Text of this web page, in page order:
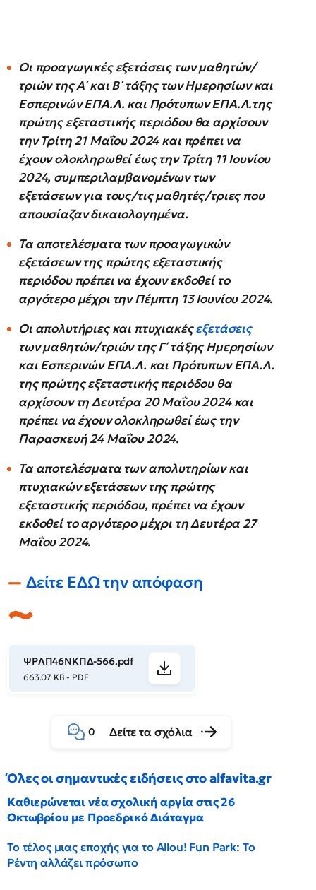
Οι προαγωγικές εξετάσεις των μαθητών/
τριών της Α΄ και Β΄ τάξης των Ημερησίων και
Εσπερινών ΕΠΑ.Λ. και Πρότυπων ΕΠΑ.Λ.της
πρώτης εξεταστικής περιόδου θα αρχίσουν
την Τρίτη 21 Μαΐου 2024 και πρέπει να
έχουν ολοκληρωθεί έως την Τρίτη 11 Ιουνίου
2024, συμπεριλαμβανομένων των
εξετάσεων για τους/τις μαθητές/τριες που
απουσίαζαν δικαιολογημένα.
Τα αποτελέσματα των προαγωγικών
εξετάσεων της πρώτης εξεταστικής
περιόδου πρέπει να έχουν εκδοθεί το
αργότερο μέχρι την Πέμπτη 13 Ιουνίου 2024.
Οι απολυτήριες και πτυχιακέςεξετάσεις
των μαθητών/τριών της Γ΄ τάξης Ημερησίων
και Εσπερινών ΕΠΑ.Λ. και Πρότυπων ΕΠΑ.Λ.
της πρώτης εξεταστικής περιόδου θα
αρχίσουν τη Δευτέρα 20 Μαΐου 2024 και
πρέπει να έχουν ολοκληρωθεί έως την
Παρασκευή 24 Μαΐου 2024.
Τα αποτελέσματα των απολυτηρίων και
πτυχιακών εξετάσεων της πρώτης
εξεταστικής περιόδου, πρέπει να έχουν
εκδοθεί το αργότερο μέχρι τη Δευτέρα 27
Μαΐου 2024.
Δείτε ΕΔΩ την απόφαση
ΨΡΛΠ46ΝΚΠΔ-566.pdf
663.07 KB - PDF
0 Δείτε τα σχόλια
Όλες οι σημαντικές ειδήσεις στο alfavita.gr
Καθιερώνεται νέα σχολική αργία στις 26
Οκτωβρίου με Προεδρικό Διάταγμα
Το τέλος μιας εποχής για το Allou! Fun Park: Το
Ρέντη αλλάζει πρόσωπο